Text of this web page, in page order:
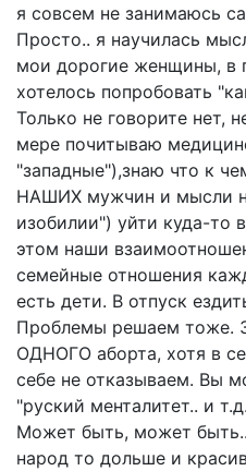
я совсем не занимаюсь
Просто.. я научилась
мои дорогие женщины, в
хотелось попробовать
Только не говорите нет,
мере почитываю
"западные"),знаю что к
НАШИХ мужчин и мысли
изобилии") уйти куда-то
этом наши
семейные отношения
есть дети. В отпуск
Проблемы решаем тоже.
ОДНОГО аборта, хотя в
себе не отказываем. Вы
"руский менталитет.. и
Может быть, может
народ то дольше и